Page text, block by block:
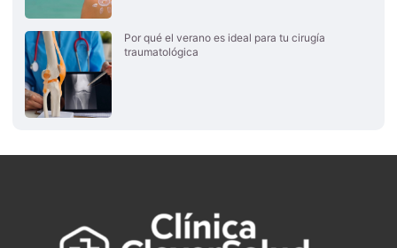
Por qué el verano es ideal para tu cirugía
traumatológica